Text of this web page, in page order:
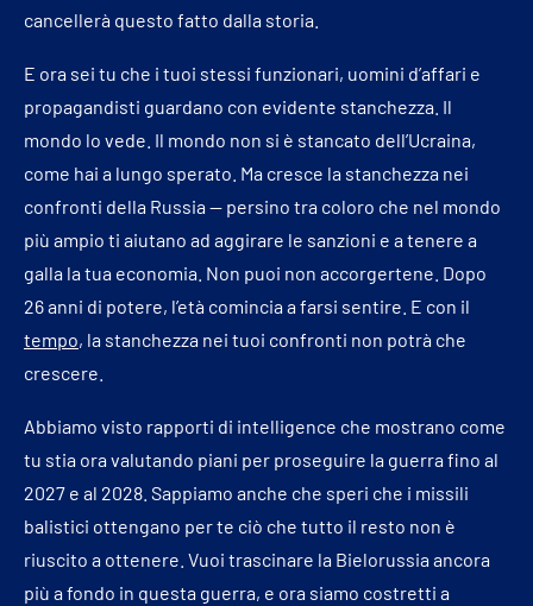
cancellerà questo fatto dalla storia.
E ora sei tu che i tuoi stessi funzionari, uomini d’affari e
propagandisti guardano con evidente stanchezza. Il
mondo lo vede. Il mondo non si è stancato dell’Ucraina,
come hai a lungo sperato. Ma cresce la stanchezza nei
confronti della Russia — persino tra coloro che nel mondo
più ampio ti aiutano ad aggirare le sanzioni e a tenere a
galla la tua economia. Non puoi non accorgertene. Dopo
26 anni di potere, l’età comincia a farsi sentire. E con il
tempo, la stanchezza nei tuoi confronti non potrà che
crescere.
Abbiamo visto rapporti di intelligence che mostrano come
tu stia ora valutando piani per proseguire la guerra fino al
2027 e al 2028. Sappiamo anche che speri che i missili
balistici ottengano per te ciò che tutto il resto non è
riuscito a ottenere. Vuoi trascinare la Bielorussia ancora
più a fondo in questa guerra, e ora siamo costretti a